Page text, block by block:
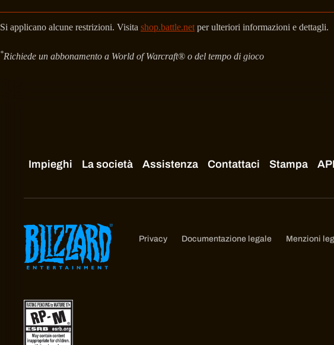
Si applicano alcune restrizioni. Visita shop.battle.net per ulteriori informazioni e dettagli.
*Richiede un abbonamento a World of Warcraft® o del tempo di gioco